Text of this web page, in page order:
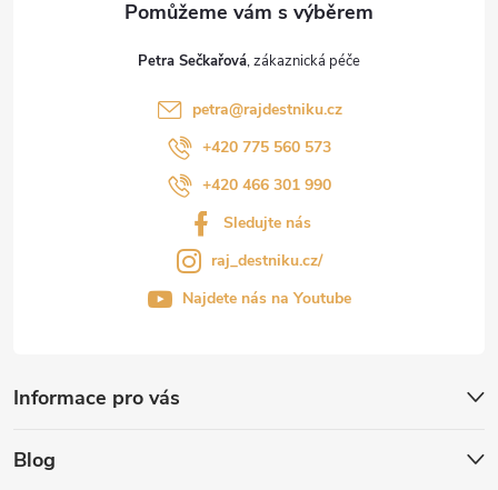
Informace pro vás
Blog
Petra Sečkařová
petra@rajdestniku.cz
+420 775 560 573
+420 466 301 990
Sledujte nás
raj_destniku.cz/
Najdete nás na Youtube